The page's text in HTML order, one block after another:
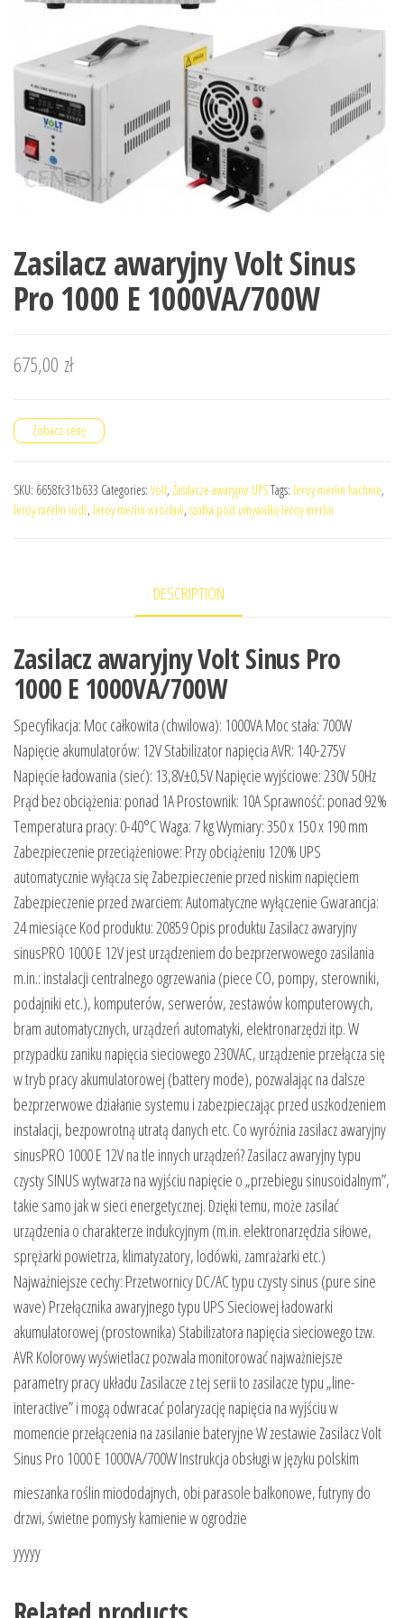
Zasilacz awaryjny Volt Sinus
Pro 1000 E 1000VA/700W
675,00 zł
Zobacz cenę
SKU: 6658fc31b633 Categories: Volt, Zasilacze awaryjne UPSTags: leroy merlin kuchnie,
leroy merlin łódź, leroy merlin wrocław, szafka pod umywalkę leroy merlin
DESCRIPTION
Zasilacz awaryjny Volt Sinus Pro
1000 E 1000VA/700W
Specyfikacja: Moc całkowita (chwilowa): 1000VA Moc stała: 700W
Napięcie akumulatorów: 12V Stabilizator napięcia AVR: 140-275V
Napięcie ładowania (sieć): 13,8V±0,5V Napięcie wyjściowe: 230V 50Hz
Prąd bez obciążenia: ponad 1A Prostownik: 10A Sprawność: ponad 92%
Temperatura pracy: 0-40°C Waga: 7 kg Wymiary: 350 x 150 x 190 mm
Zabezpieczenie przeciążeniowe: Przy obciążeniu 120% UPS
automatycznie wyłącza się Zabezpieczenie przed niskim napięciem
Zabezpieczenie przed zwarciem: Automatyczne wyłączenie Gwarancja:
24 miesiące Kod produktu: 20859 Opis produktu Zasilacz awaryjny
sinusPRO 1000 E 12V jest urządzeniem do bezprzerwowego zasilania
m.in.: instalacji centralnego ogrzewania (piece CO, pompy, sterowniki,
podajniki etc.), komputerów, serwerów, zestawów komputerowych,
bram automatycznych, urządzeń automatyki, elektronarzędzi itp. W
przypadku zaniku napięcia sieciowego 230VAC, urządzenie przełącza się
w tryb pracy akumulatorowej (battery mode), pozwalając na dalsze
bezprzerwowe działanie systemu i zabezpieczając przed uszkodzeniem
instalacji, bezpowrotną utratą danych etc. Co wyróżnia zasilacz awaryjny
sinusPRO 1000 E 12V na tle innych urządzeń? Zasilacz awaryjny typu
czysty SINUS wytwarza na wyjściu napięcie o „przebiegu sinusoidalnym”,
takie samo jak w sieci energetycznej. Dzięki temu, może zasilać
urządzenia o charakterze indukcyjnym (m.in. elektronarzędzia siłowe,
sprężarki powietrza, klimatyzatory, lodówki, zamrażarki etc.)
Najważniejsze cechy: Przetwornicy DC/AC typu czysty sinus (pure sine
wave) Przełącznika awaryjnego typu UPS Sieciowej ładowarki
akumulatorowej (prostownika) Stabilizatora napięcia sieciowego tzw.
AVR Kolorowy wyświetlacz pozwala monitorować najważniejsze
parametry pracy układu Zasilacze z tej serii to zasilacze typu „line-
interactive” i mogą odwracać polaryzację napięcia na wyjściu w
momencie przełączenia na zasilanie bateryjne W zestawie Zasilacz Volt
Sinus Pro 1000 E 1000VA/700W Instrukcja obsługi w języku polskim
mieszanka roślin miododajnych, obi parasole balkonowe, futryny do
drzwi, świetne pomysły kamienie w ogrodzie
yyyyy